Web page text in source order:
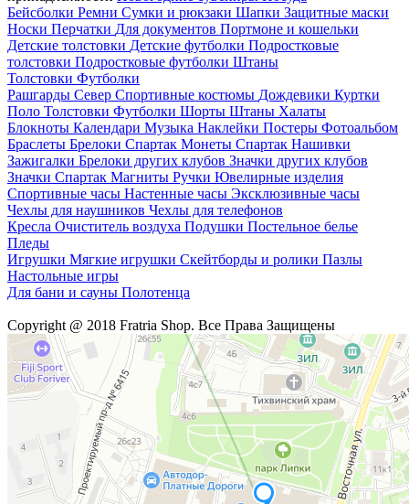
Бейсболки Ремни Сумки и рюкзаки Шапки Защитные маски
Носки Перчатки Для документов Портмоне и кошельки
Детские толстовки Детские футболки Подростковые
толстовки Подростковые футболки Штаны
Толстовки Футболки
Рашгарды Север Спортивные костюмы Дождевики Куртки
Поло Толстовки Футболки Шорты Штаны Халаты
Блокноты Календари Музыка Наклейки Постеры Фотоальбом
Браслеты Брелоки Спартак Монеты Спартак Нашивки
Зажигалки Брелоки других клубов Значки других клубов
Значки Спартак Магниты Ручки Ювелирные изделия
Спортивные часы Настенные часы Эксклюзивные часы
Чехлы для наушников Чехлы для телефонов
Кресла Очиститель воздуха Подушки Постельное белье
Пледы
Игрушки Мягкие игрушки Скейтборды и ролики Пазлы
Настольные игры
Для бани и сауны Полотенца
Copyright @ 2018 Fratria Shop. Все Права Защищены